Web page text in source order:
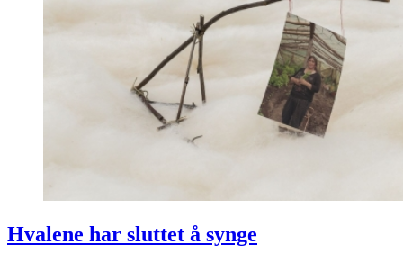
Hvalene har sluttet å synge